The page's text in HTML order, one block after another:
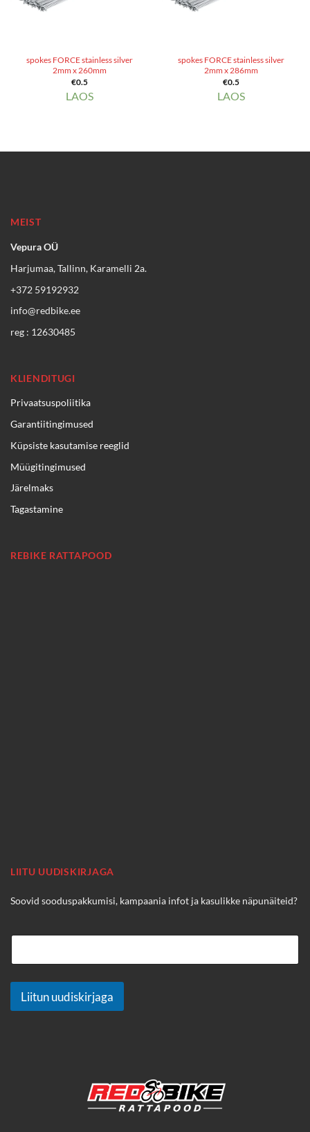
spokes FORCE stainless silver
2mm x 260mm
€0.5
LAOS
spokes FORCE stainless silver
2mm x 286mm
€0.5
LAOS
MEIST
Vepura OÜ
Harjumaa, Tallinn, Karamelli 2a.
+372 59192932
info@redbike.ee
reg : 12630485
KLIENDITUGI
Privaatsuspoliitika
Garantiitingimused
Küpsiste kasutamise reeglid
Müügitingimused
Järelmaks
Tagastamine
REBIKE RATTAPOOD
LIITU UUDISKIRJAGA
Soovid sooduspakkumisi, kampaania infot ja kasulikke näpunäiteid?
Liitun uudiskirjaga